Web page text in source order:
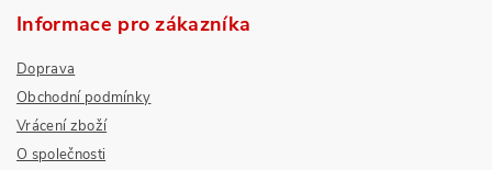
Informace pro zákazníka
Doprava
Obchodní podmínky
Vrácení zboží
O společnosti